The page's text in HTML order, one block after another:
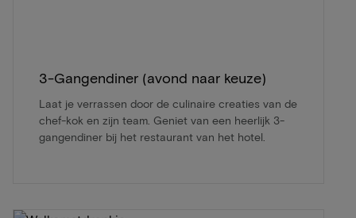
3-Gangendiner (avond naar keuze)
Laat je verrassen door de culinaire creaties van de
chef-kok en zijn team. Geniet van een heerlijk 3-
gangendiner bij het restaurant van het hotel.